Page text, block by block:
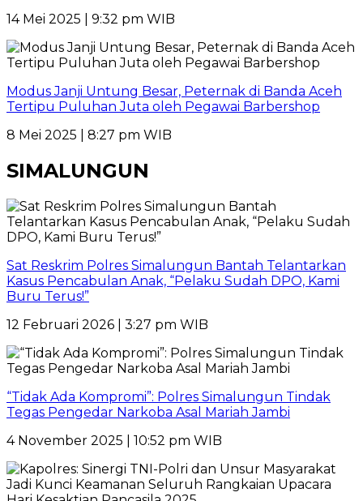
14 Mei 2025 | 9:32 pm WIB
Modus Janji Untung Besar, Peternak di Banda Aceh
Tertipu Puluhan Juta oleh Pegawai Barbershop
8 Mei 2025 | 8:27 pm WIB
SIMALUNGUN
Sat Reskrim Polres Simalungun Bantah Telantarkan
Kasus Pencabulan Anak, “Pelaku Sudah DPO, Kami
Buru Terus!”
12 Februari 2026 | 3:27 pm WIB
“Tidak Ada Kompromi”: Polres Simalungun Tindak
Tegas Pengedar Narkoba Asal Mariah Jambi
4 November 2025 | 10:52 pm WIB